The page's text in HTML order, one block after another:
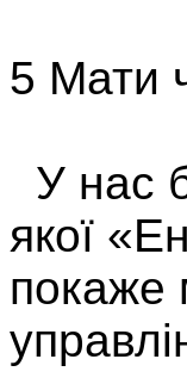
5 Мати
У нас
якої
покаже